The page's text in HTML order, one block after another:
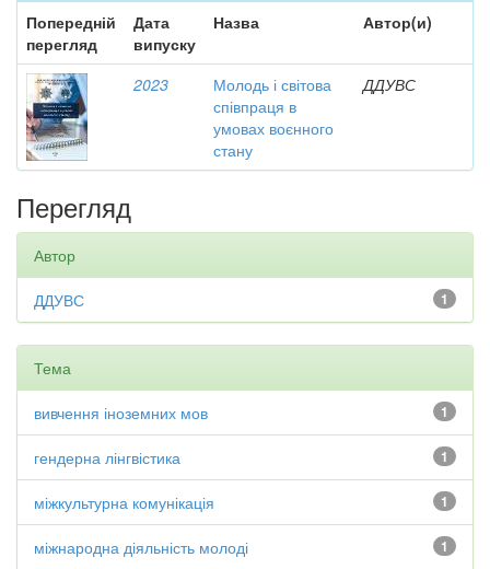
Попередній
перегляд
Дата
випуску
Назва Автор(и)
2023
Молодь і світова
співпраця в
умовах воєнного
стану
ДДУВС
Перегляд
Автор
1
ДДУВС
Тема
1
вивчення іноземних мов
1
гендерна лінгвістика
1
міжкультурна комунікація
1
міжнародна діяльність молоді